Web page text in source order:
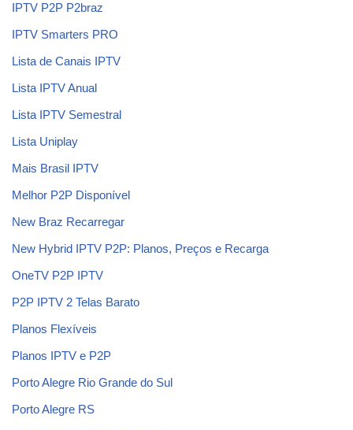
IPTV P2P P2braz
IPTV Smarters PRO
Lista de Canais IPTV
Lista IPTV Anual
Lista IPTV Semestral
Lista Uniplay
Mais Brasil IPTV
Melhor P2P Disponível
New Braz Recarregar
New Hybrid IPTV P2P: Planos, Preços e Recarga
OneTV P2P IPTV
P2P IPTV 2 Telas Barato
Planos Flexíveis
Planos IPTV e P2P
Porto Alegre Rio Grande do Sul
Porto Alegre RS